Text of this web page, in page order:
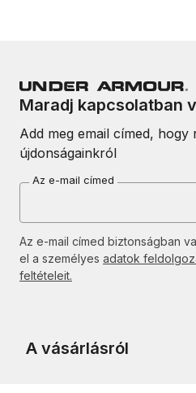
Maradj kapcsolatban
Add meg email címed,
újdonságainkról
Az e-mail címed
Az e-mail címed biztonságban
el a személyes adatok
feltételeit.
A vásárlásról